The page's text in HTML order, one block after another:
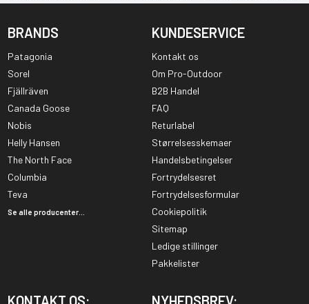
BRANDS
Patagonia
Sorel
Fjällräven
Canada Goose
Nobis
Helly Hansen
The North Face
Columbia
Teva
Se alle producenter...
KUNDESERVICE
Kontakt os
Om Pro-Outdoor
B2B Handel
FAQ
Returlabel
Størrelsesskemaer
Handelsbetingelser
Fortrydelsesret
Fortrydelsesformular
Cookiepolitik
Sitemap
Ledige stillinger
Pakkelister
KONTAKT OS: NYHEDSBREV: